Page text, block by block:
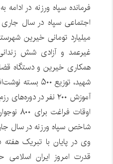
فرمانده سپاه ورزنه در
اجتماعی سپاه در سال
میلیارد تومانی خیرین
غیرعمد و آزادی شش
شهید، توزیع ۵۰۰
آموزش ۲۰۰ نفر در
اوقات
شاخص سپاه ورزنه در سال
وی در پایان با تبریک
قدرت امروز ایران اسلامی